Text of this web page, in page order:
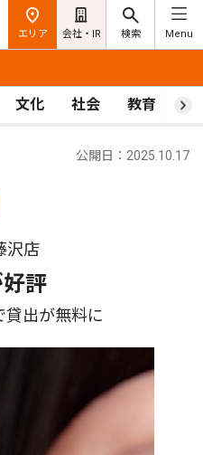
エリア 会社・IR 検索 Menu
文化 社会 教育 ス
公開日：2025.10.17
沢店
評
貸出が無料に